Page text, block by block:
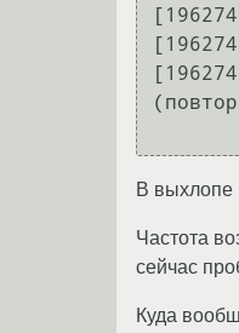
В выхлопе
Частота
сейчас
Куда